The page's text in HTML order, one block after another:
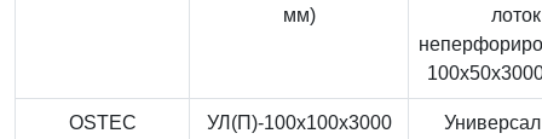
мм)
лоток
OSTEC
УЛ(П)-100x100x3000